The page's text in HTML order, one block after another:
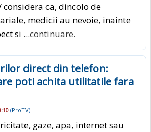
considera ca, dincolo de
medicii au nevoie, inainte
si ...continuare.
direct din telefon:
poti achita utilitatile fara
(ProTV)
gaze, apa, internet sau